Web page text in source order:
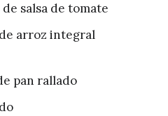
salsa de tomate
arroz integral
pan rallado